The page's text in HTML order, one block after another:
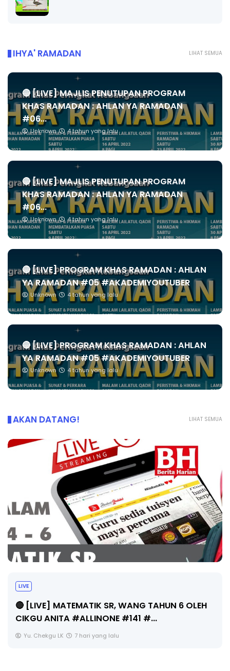
LIHAT SEMUA
IHYA' RAMADAN
🔴 [LIVE] MAJLIS PENUTUPAN PROGRAM
KHAS RAMADAN : AHLAN YA RAMADAN
#06...
Unknown 4 tahun yang lalu
🔴 [LIVE] MAJLIS PENUTUPAN PROGRAM
KHAS RAMADAN : AHLAN YA RAMADAN
#06...
Unknown 4 tahun yang lalu
🔴 [LIVE] PROGRAM KHAS RAMADAN : AHLAN
YA RAMADAN #05 #AKADEMIYOUTUBER
Unknown 4 tahun yang lalu
🔴 [LIVE] PROGRAM KHAS RAMADAN : AHLAN
YA RAMADAN #05 #AKADEMIYOUTUBER
Unknown 4 tahun yang lalu
LIHAT SEMUA
AKAN DATANG!
LIVE
🔴 [LIVE] MATEMATIK SR, WANG TAHUN 6 OLEH
CIKGU ANITA #ALLINONE #141 #...
Yu. Chekgu LK 7 hari yang lalu